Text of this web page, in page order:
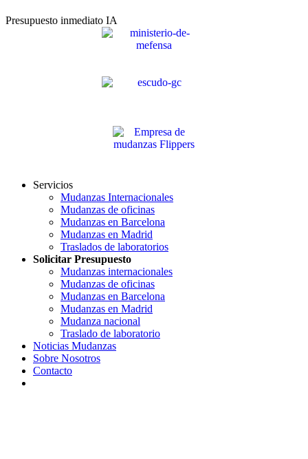
Presupuesto inmediato IA
Servicios
Mudanzas Internacionales
Mudanzas de oficinas
Mudanzas en Barcelona
Mudanzas en Madrid
Traslados de laboratorios
Solicitar Presupuesto
Mudanzas internacionales
Mudanzas de oficinas
Mudanzas en Barcelona
Mudanzas en Madrid
Mudanza nacional
Traslado de laboratorio
Noticias Mudanzas
Sobre Nosotros
Contacto